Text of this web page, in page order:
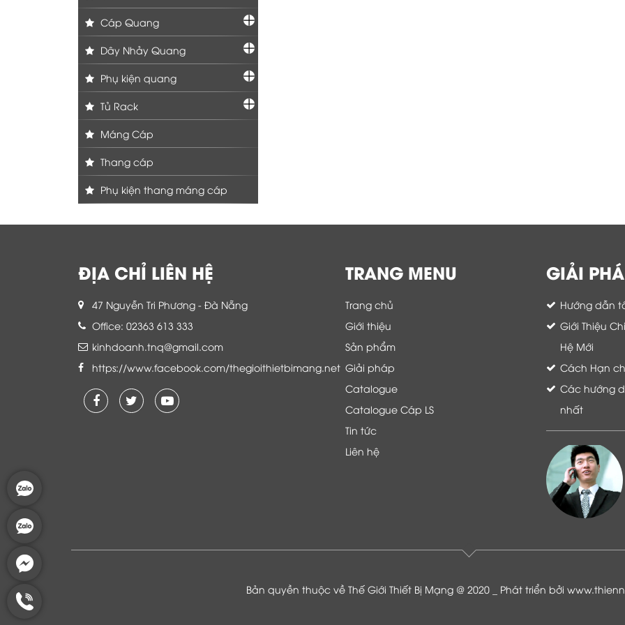
Cáp Quang
Dây Nhảy Quang
Phụ kiện quang
Tủ Rack
Máng Cáp
Thang cáp
Phụ kiện thang máng cáp
ĐỊA CHỈ LIÊN HỆ
47 Nguyễn Tri Phương - Đà Nẵng
Office: 02363 613 333
kinhdoanh.tnq@gmail.com
https://www.facebook.com/thegioithietbimang.net
TRANG MENU
Trang chủ
Giới thiệu
Sản phẩm
Giải pháp
Catalogue
Catalogue Cáp LS
Tin tức
Liên hệ
GIẢI
Hướng dẫn
Giới Thiệu
Hệ Mới
Cách Hạn
Các hướng
nhất
tâm và tin tưởng đội ngũ kỹ thuật, chăm
sóc khách hàng luôn hỗ trợ khách hàng
Là khách hàng đang sử dụng dịch vụ của
Bản quyền thuộc về Thế Giới Thiết Bị Mạng @ 2020 _ Phát triển bởi